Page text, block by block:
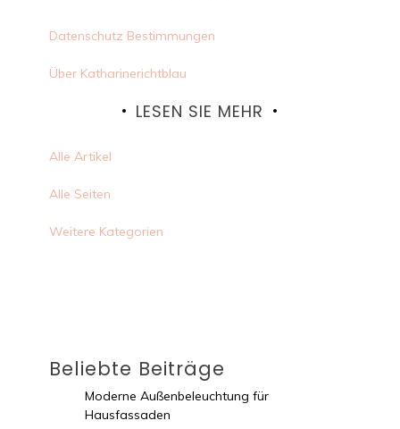
Datenschutz Bestimmungen
Über Katharinerichtblau
LESEN SIE MEHR
Alle Artikel
Alle Seiten
Weitere Kategorien
Beliebte Beiträge
Moderne Außenbeleuchtung für
Hausfassaden